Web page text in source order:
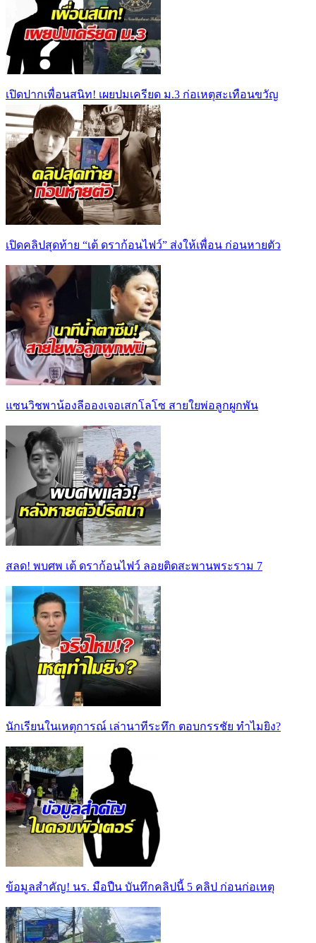
เปิดปากเพื่อนสนิท! เผยปมเครียด ม.3 ก่อเหตุสะเทือนขวัญ
เปิดคลิปสุดท้าย “เต้ ดราก้อนไฟว์” ส่งให้เพื่อน ก่อนหายตัว
แซนวิชพาน้องลีอองเจอเสกโลโซ สายใยพ่อลูกผูกพัน
สลด! พบศพ เต้ ดราก้อนไฟว์ ลอยติดสะพานพระราม 7
นักเรียนในเหตุการณ์ เล่านาทีระทึก ตอบกรรชัย ทำไมยิง?
ข้อมูลสำคัญ! นร. มือปืน บันทึกคลิปนี้ 5 คลิป ก่อนก่อเหตุ